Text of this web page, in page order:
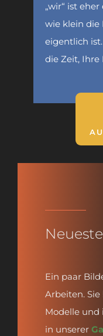
„wir“ ist
wie klein die
eigentlich
die Zeit, Ihre
Ein paar
Arbeiten.
Modelle und
in unserer